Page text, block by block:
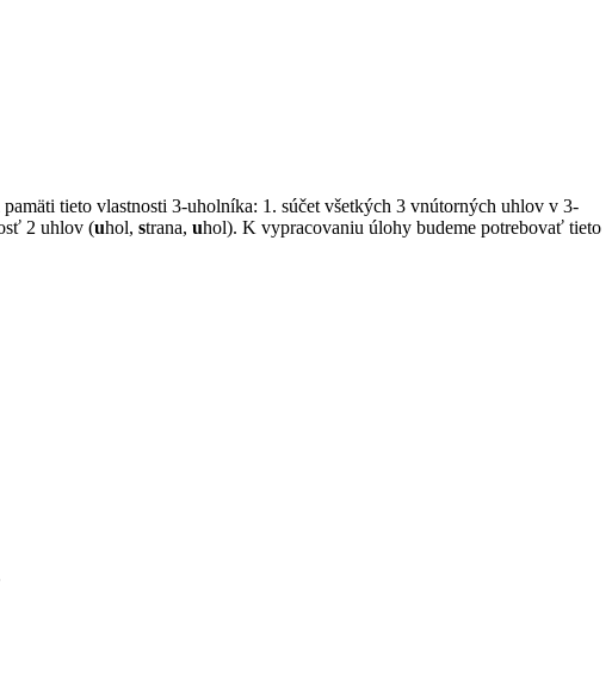
tieto vlastnosti 3-uholníka: 1. súčet všetkých 3 vnútorných uhlov v 3-
2 uhlov (uhol, strana, uhol). K vypracovaniu úlohy budeme potrebovať tieto